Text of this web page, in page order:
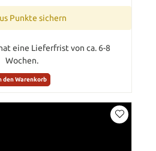
Punkte sichern
eine Lieferfrist von ca. 6-8
Wochen.
den Warenkorb